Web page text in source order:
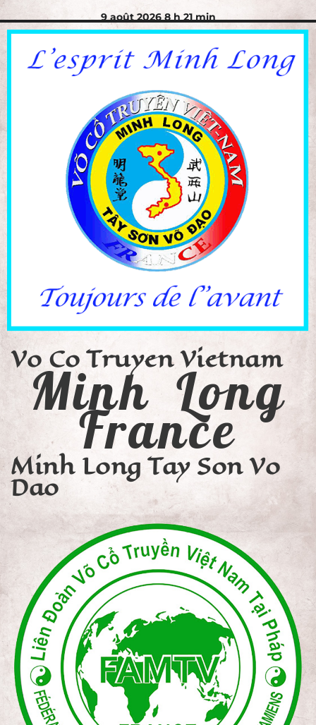
9 août 2026 8 h 21 min
Vo Co Truyen Vietnam
Minh Long
France
Minh Long Tay Son Vo
Dao